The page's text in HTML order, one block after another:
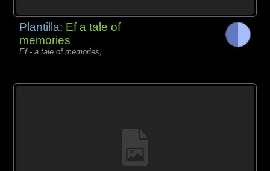
Plantilla: Ef a tale of
memories
Ef - a tale of memories,